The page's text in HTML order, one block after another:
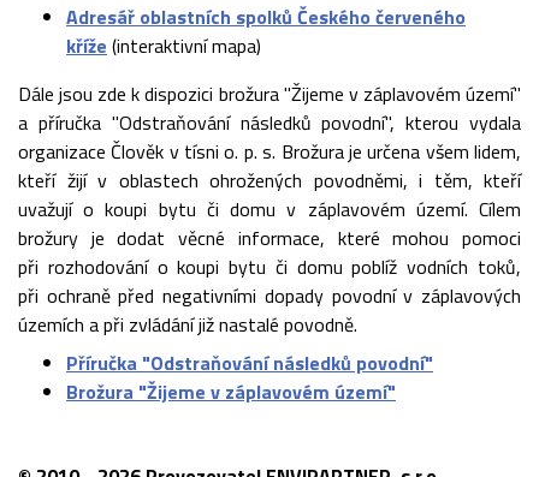
Adresář oblastních spolků Českého červeného
kříže (interaktivní mapa)
Dále jsou zde k dispozici brožura "Žijeme v záplavovém území"
a příručka "Odstraňování následků povodní", kterou vydala
organizace Člověk v tísni o. p. s. Brožura je určena všem lidem,
kteří žijí v oblastech ohrožených povodněmi, i těm, kteří
uvažují o koupi bytu či domu v záplavovém území. Cílem
brožury je dodat věcné informace, které mohou pomoci
při rozhodování o koupi bytu či domu poblíž vodních toků,
při ochraně před negativními dopady povodní v záplavových
územích a při zvládání již nastalé povodně.
Příručka "Odstraňování následků povodní"
Brožura "Žijeme v záplavovém území"